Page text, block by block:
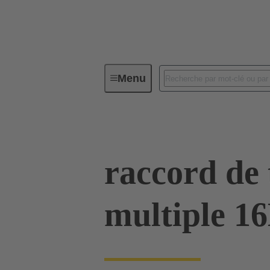
MenuConnecteurs industriels / Han®
raccord de
multiple